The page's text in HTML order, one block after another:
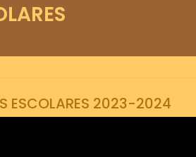
ESCOLARES 2023-2024
2024, podem ser levantados na